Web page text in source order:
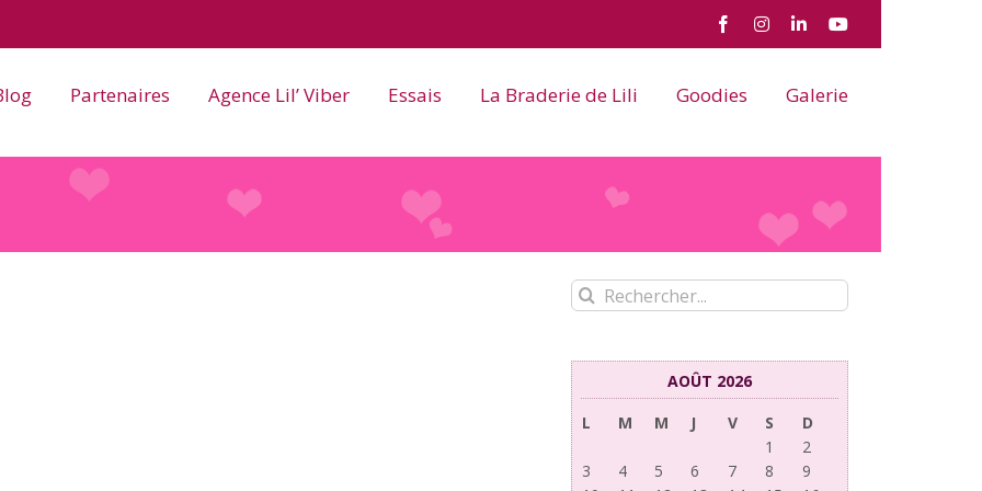
FacebookInstagram
LinkedInYouTube
Partenaires Agence Lil’ Viber Essais La Braderie de Lili Goodies Galerie
Rechercher:
AOÛT 2026
L
M M J V S
D
1
2
3
4 5 6 7 8
9